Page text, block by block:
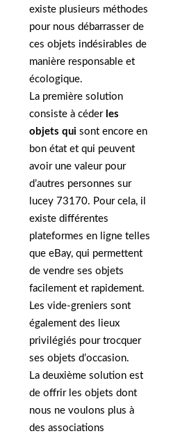
existe plusieurs méthodes
pour nous débarrasser de
ces objets indésirables de
manière responsable et
écologique.
La première solution
consiste à céder les
objets qui sont encore en
bon état et qui peuvent
avoir une valeur pour
d’autres personnes sur
lucey 73170. Pour cela, il
existe différentes
plateformes en ligne telles
que eBay, qui permettent
de vendre ses objets
facilement et rapidement.
Les vide-greniers sont
également des lieux
privilégiés pour trocquer
ses objets d’occasion.
La deuxième solution est
de offrir les objets dont
nous ne voulons plus à
des associations